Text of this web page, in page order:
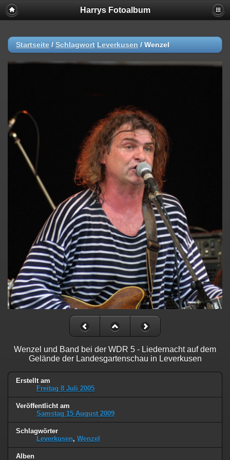
Harrys Fotoalbum
Startseite / Schlagwort Leverkusen / Wenzel
Wenzel und Band bei der WDR 5 - Liedernacht auf dem
Gelände der Landesgartenschau in Leverkusen
Erstellt am
Freitag 8 Juli 2005
Veröffentlicht am
Samstag 15 August 2009
Schlagwörter
Leverkusen, Wenzel
Alben